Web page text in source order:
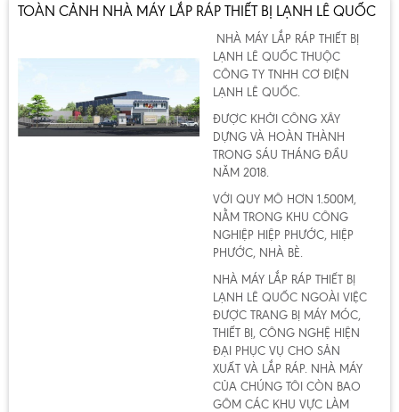
TOÀN CẢNH NHÀ MÁY LẮP RÁP THIẾT BỊ LẠNH LÊ QUỐC
NHÀ MÁY LẮP RÁP THIẾT BỊ
LẠNH LÊ QUỐC THUỘC
CÔNG TY TNHH CƠ ĐIỆN
LẠNH LÊ QUỐC.
ĐƯỢC KHỞI CÔNG XÂY
DỰNG VÀ HOÀN THÀNH
TRONG SÁU THÁNG ĐẦU
NĂM 2018.
VỚI QUY MÔ HƠN 1.500M,
NẰM TRONG KHU CÔNG
NGHIỆP HIỆP PHƯỚC, HIỆP
PHƯỚC, NHÀ BÈ.
NHÀ MÁY LẮP RÁP THIẾT BỊ
LẠNH LÊ QUỐC NGOÀI VIỆC
ĐƯỢC TRANG BỊ MÁY MÓC,
THIẾT BỊ, CÔNG NGHỆ HIỆN
ĐẠI PHỤC VỤ CHO SẢN
XUẤT VÀ LẮP RÁP. NHÀ MÁY
CỦA CHÚNG TÔI CÒN BAO
GÔM CÁC KHU VỰC LÀM